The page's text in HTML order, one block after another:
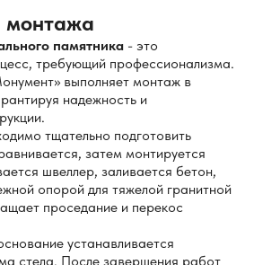
монтажа
памятника - это
требующий профессионализма.
выполняет монтаж в
надежность и
тщательно подготовить
затем монтируется
швеллер, заливается бетон,
опорой для тяжелой гранитной
проседание и перекос
устанавливается
стела. После завершения работ